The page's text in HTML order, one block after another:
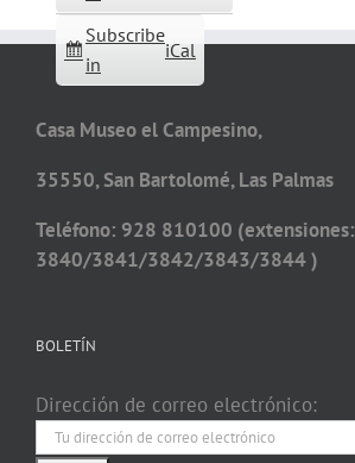
Subscribe
in
iCal
Casa Museo el Campesino,
35550, San Bartolomé, Las Palmas
Teléfono: 928 810100 (extensiones:
3840/3841/3842/3843/3844 )
BOLETÍN
Dirección de correo electrónico: